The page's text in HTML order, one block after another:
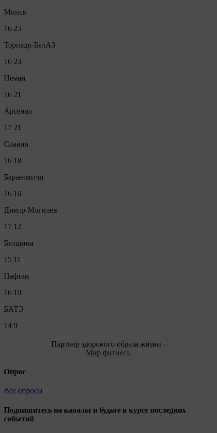
Минск
16 25
Торпедо-БелАЗ
16 23
Неман
16 21
Арсенал
17 21
Славия
16 18
Барановичи
16 16
Днепр-Могилев
17 12
Белшина
15 11
Нафтан
16 10
БАТЭ
14 9
Партнер здорового образа жизни -
Мир фитнеса.
Опрос
Все опросы
Подпишитесь на каналы и будьте в курсе последних
событий